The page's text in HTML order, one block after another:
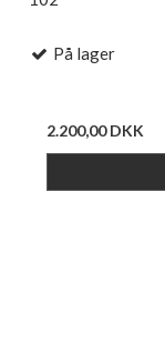
På lager
2.200,00 DKK